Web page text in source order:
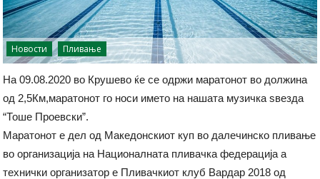
Новости Пливање
На 09.08.2020 во Крушево ќе се одржи маратонот во должина
од 2,5Км,маратонот го носи името на нашата музичка ѕвезда
“Тоше Проевски”.
Маратонот е дел од Македонскиот куп во далечинско пливање
во организација на Националната пливачка федерација а
технички организатор е Пливачкиот клуб Вардар 2018 од